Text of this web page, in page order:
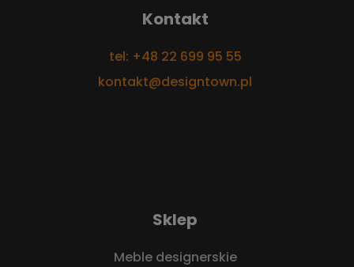
Kontakt
tel: +48 22 699 95 55
kontakt@designtown.pl
Sklep
Meble designerskie